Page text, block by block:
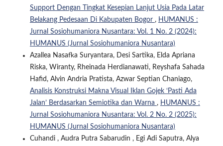
Support Dengan Tingkat Kesepian Lanjut Usia Pada Latar
Belakang Pedesaan Di Kabupaten Bogor , HUMANUS :
Jurnal Sosiohumaniora Nusantara: Vol. 1 No. 2 (2024):
HUMANUS (Jurnal Sosiohumaniora Nusantara)
Azallea Nasafka Suryantara, Desi Sartika, Elda Apriana
Riska, Wiranty, Rheinada Herdianawati, Reyshafa Sahada
Hafid, ⁠Alvin Andria Pratista, Azwar Septian Chaniago,
Analisis Konstruksi Makna Visual Iklan Gojek ‘Pasti Ada
Jalan’ Berdasarkan Semiotika dan Warna , HUMANUS :
Jurnal Sosiohumaniora Nusantara: Vol. 2 No. 2 (2025):
HUMANUS (Jurnal Sosiohumaniora Nusantara)
Cuhandi , Audra Putra Sabarudin , Egi Adi Saputra, Alya